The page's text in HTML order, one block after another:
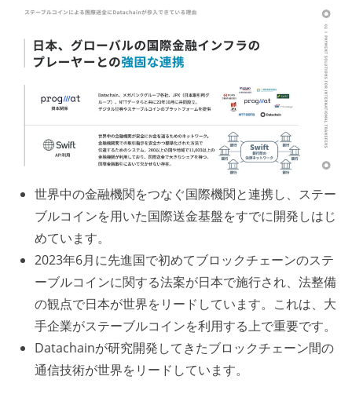
世界中の金融機関をつなぐ国際機関と連携し、ステー
ブルコインを用いた国際送金基盤をすでに開発しはじ
めています。
2023年6月に先進国で初めてブロックチェーンのステ
ーブルコインに関する法案が日本で施行され、法整備
の観点で日本が世界をリードしています。これは、大
手企業がステーブルコインを利用する上で重要です。
Datachainが研究開発してきたブロックチェーン間の
通信技術が世界をリードしています。